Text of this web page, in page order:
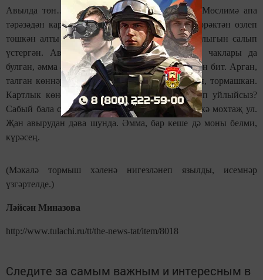
Авылда төн… Бер йортта гына ут сүнмәгән. Мөслимә апа
тәрәзәдән караңгылыкны күзли. Алты бала, йөрәктән өзлеп
төшкән алты бөртек. Барсына да күңел җылылыгын салып
үстергән. Авырган, көйсезләгән, тыңламаган чаклары да
булган, әмма аңа карап ана мәхәббәте сүрелмәгән бит. Арган,
талган көннәрдә дә шул балалар дип тырышкан, тормашкан.
Картлык көнендә әни кешегә нәрсә кирәк дип уйлыйсыз?
Сабый бала сыман игътибарга, назга, мәхәббәткә мохтаҗ ул.
Җан авырудан дәва шунда. Әмма, бар кеше дә моны белми,
күрәсең.
(Мәкалә тормыш хәленә нигезләнеп язылды, исемнәр
үзгәртелде.)
Ләйсән Миназова
http://www.tulachi.ru/tt/the-news-tat/item/8018
Следите за самым важным и интересным в